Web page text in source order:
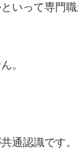
いって専門
。
通認識です。